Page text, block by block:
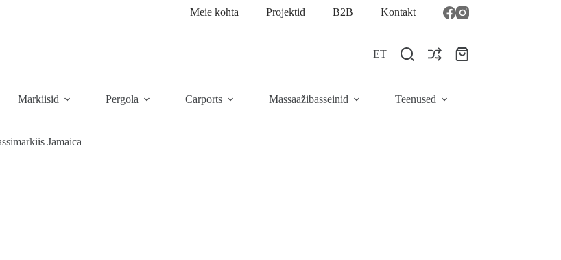
Meie kohta Projektid B2B Kontakt
ET Ostukorv
Markiisid Pergola Carports Massaažibasseinid Teenused
Jamaica